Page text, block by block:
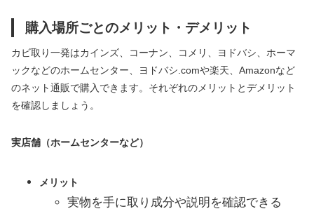
購入場所ごとのメリット・デメリット
カビ取り一発はカインズ、コーナン、コメリ、ヨドバシ、ホーマ
ックなどのホームセンター、ヨドバシ.comや楽天、Amazonなど
のネット通販で購入できます。それぞれのメリットとデメリット
を確認しましょう。
実店舗（ホームセンターなど）
メリット
実物を手に取り成分や説明を確認できる